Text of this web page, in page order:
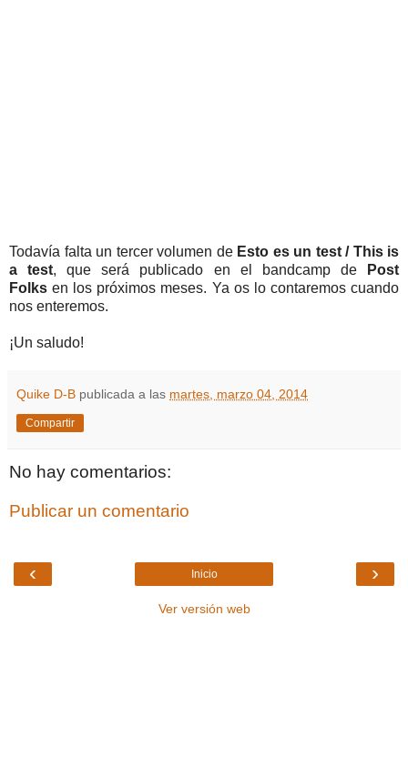
Todavía falta un tercer volumen de Esto es un test / This is
a test, que será publicado en el bandcamp de
Post
Folks en los próximos meses. Ya os lo contaremos cuando
nos enteremos.
¡Un saludo!
Quike D-B publicada a las martes, marzo 04, 2014
Compartir
No hay comentarios:
Publicar un comentario
‹ ›
Inicio
Ver versión web